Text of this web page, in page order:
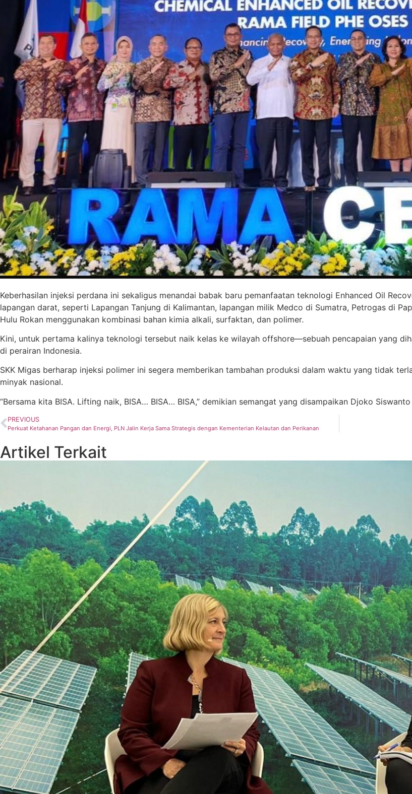
Keberhasilan injeksi perdana ini sekaligus menandai babak baru pemanfaatan teknologi Enhanced Oil
lapangan darat, seperti Lapangan Tanjung di Kalimantan, lapangan milik Medco di Sumatra, Petrogas di
Hulu Rokan menggunakan kombinasi bahan kimia alkali, surfaktan, dan polimer.
Kini, untuk pertama kalinya teknologi tersebut naik kelas ke wilayah offshore—sebuah pencapaian yang
di perairan Indonesia.
SKK Migas berharap injeksi polimer ini segera memberikan tambahan produksi dalam waktu yang tidak
minyak nasional.
“Bersama kita BISA. Lifting naik, BISA… BISA… BISA,” demikian semangat yang disampaikan Djoko
PREVIOUS
Perkuat Ketahanan Pangan dan Energi, PLN Jalin Kerja Sama Strategis dengan Kementerian Kelautan dan Perikanan
Artikel Terkait